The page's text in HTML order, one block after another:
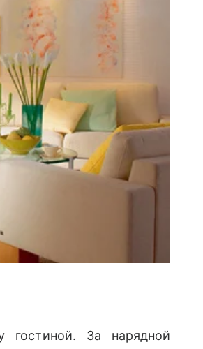
гостиной. За нарядной